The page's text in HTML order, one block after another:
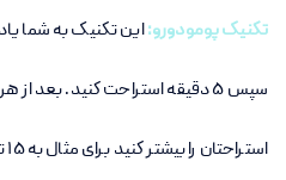
تکنیک پومودورو:
سپس ۵ دقیقه استراحت کنید. بعد